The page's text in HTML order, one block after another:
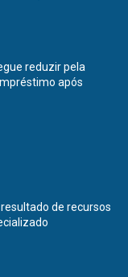
reduzir pela
após
de recursos